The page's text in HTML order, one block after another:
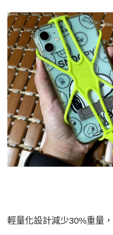
輕量化設計減少30%重量，